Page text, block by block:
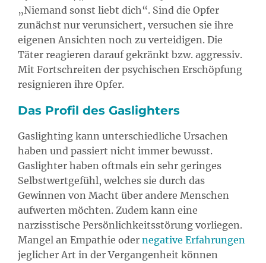
„Niemand sonst liebt dich“. Sind die Opfer
zunächst nur verunsichert, versuchen sie ihre
eigenen Ansichten noch zu verteidigen. Die
Täter reagieren darauf gekränkt bzw. aggressiv.
Mit Fortschreiten der psychischen Erschöpfung
resignieren ihre Opfer.
Das Profil des Gaslighters
Gaslighting kann unterschiedliche Ursachen
haben und passiert nicht immer bewusst.
Gaslighter haben oftmals ein sehr geringes
Selbstwertgefühl, welches sie durch das
Gewinnen von Macht über andere Menschen
aufwerten möchten. Zudem kann eine
narzisstische Persönlichkeitsstörung vorliegen.
Mangel an Empathie oder negative Erfahrungen
jeglicher Art in der Vergangenheit können